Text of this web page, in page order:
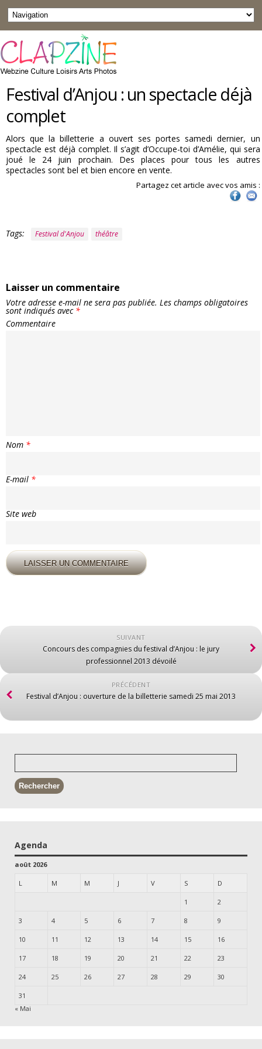
Festival d’Anjou : un spectacle déjà
complet
Alors que la billetterie a ouvert ses portes samedi dernier, un
spectacle est déjà complet. Il s’agit d’Occupe-toi d’Amélie, qui sera
joué le 24 juin prochain. Des places pour tous les autres
spectacles sont bel et bien encore en vente.
Partagez cet article avec vos amis :
Tags: Festival d'Anjou théâtre
Laisser un commentaire
Votre adresse e-mail ne sera pas publiée. Les champs obligatoires
sont indiqués avec *
Commentaire
Nom *
E-mail *
Site web
SUIVANT
Concours des compagnies du festival d’Anjou : le jury
professionnel 2013 dévoilé
PRÉCÉDENT
Festival d’Anjou : ouverture de la billetterie samedi 25 mai 2013
Agenda
août 2026
L M M J V S D
1 2
3 4 5 6 7 8 9
10 11 12 13 14 15 16
17 18 19 20 21 22 23
24 25 26 27 28 29 30
31
« Mai